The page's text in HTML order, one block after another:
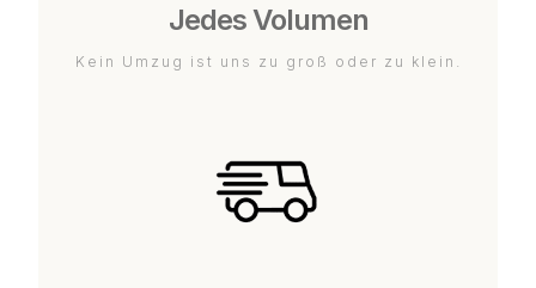
Jedes Volumen
Kein Umzug ist uns zu groß oder zu klein.